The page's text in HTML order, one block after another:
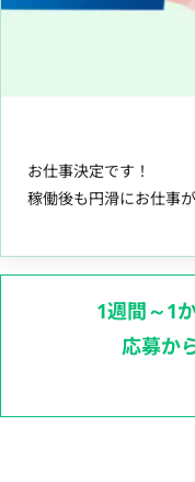
お仕事決定です！
稼働後も円滑にお仕事
1週間～1
応募か